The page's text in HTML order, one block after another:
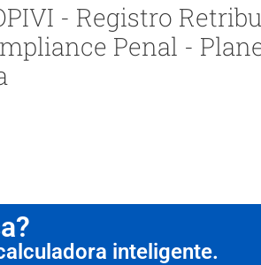
- Registro
Penal -
inteligente.